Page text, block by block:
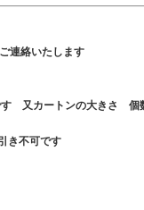
連絡いたします
す 又カートンの大きさ 個
き不可です